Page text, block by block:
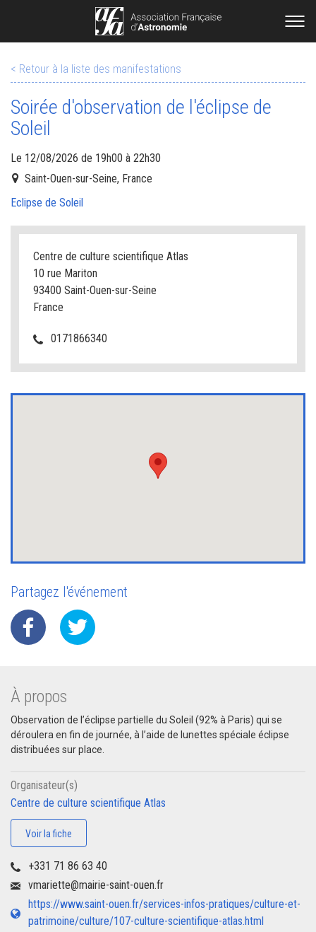
< Retour à la liste des manifestations
Soirée d'observation de l'éclipse de
Soleil
Le 12/08/2026 de 19h00 à 22h30
Saint-Ouen-sur-Seine, France
Eclipse de Soleil
Centre de culture scientifique Atlas
10 rue Mariton
93400 Saint-Ouen-sur-Seine
France
0171866340
Partagez l'événement
À propos
Observation de l’éclipse partielle du Soleil (92% à Paris) qui se
déroulera en fin de journée, à l’aide de lunettes spéciale éclipse
distribuées sur place.
Organisateur(s)
Centre de culture scientifique Atlas
Voir la fiche
+331 71 86 63 40
vmariette@mairie-saint-ouen.fr
https://www.saint-ouen.fr/services-infos-pratiques/culture-et-
patrimoine/culture/107-culture-scientifique-atlas.html